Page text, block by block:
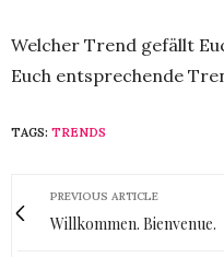
Welcher Trend gefällt
Euch entsprechende
TAGS: TRENDS
PREVIOUS ARTICLE
Willkommen. Bienvenue.